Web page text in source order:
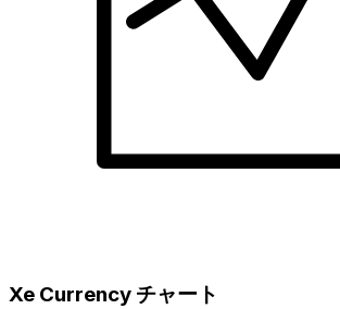
Xe Currency チャート